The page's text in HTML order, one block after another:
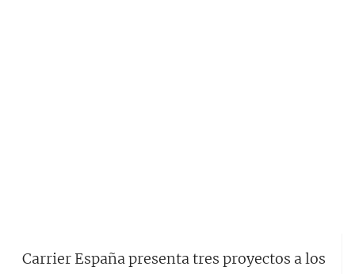
Carrier España presenta tres proyectos a los